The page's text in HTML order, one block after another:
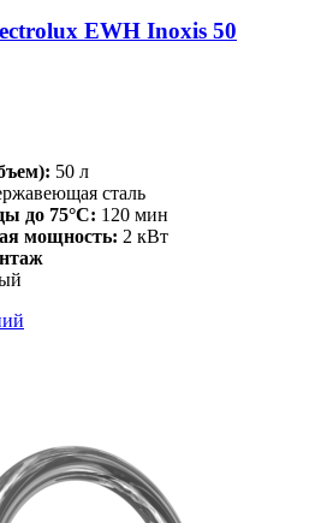
EWH Inoxis 50
50 л
сталь
до 75°С: 120 мин
мощность: 2 кВт